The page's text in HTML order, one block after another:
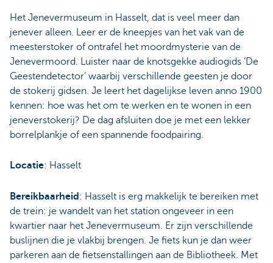
Het Jenevermuseum in Hasselt, dat is veel meer dan
jenever alleen. Leer er de kneepjes van het vak van de
meesterstoker of ontrafel het moordmysterie van de
Jenevermoord. Luister naar de knotsgekke audiogids ‘De
Geestendetector’ waarbij verschillende geesten je door
de stokerij gidsen. Je leert het dagelijkse leven anno 1900
kennen: hoe was het om te werken en te wonen in een
jeneverstokerij? De dag afsluiten doe je met een lekker
borrelplankje of een spannende foodpairing.
Locatie: Hasselt
Bereikbaarheid : Hasselt is erg makkelijk te bereiken met
de trein: je wandelt van het station ongeveer in een
kwartier naar het Jenevermuseum. Er zijn verschillende
buslijnen die je vlakbij brengen. Je fiets kun je dan weer
parkeren aan de fietsenstallingen aan de Bibliotheek. Met